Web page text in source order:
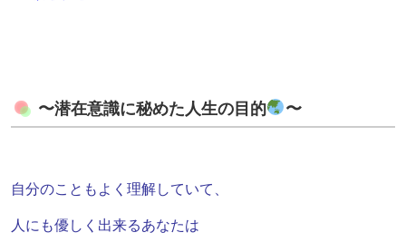
〜潜在意識に秘めた人生の目的 〜
自分のこともよく理解していて、
人にも優しく出来るあなたは